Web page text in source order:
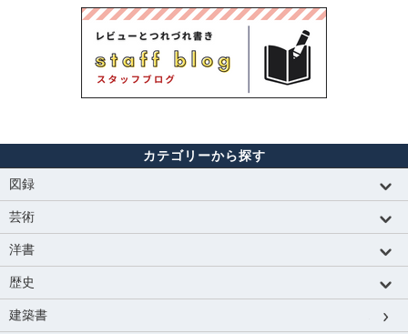
カテゴリーから探す
図録
芸術
洋書
歴史
建築書